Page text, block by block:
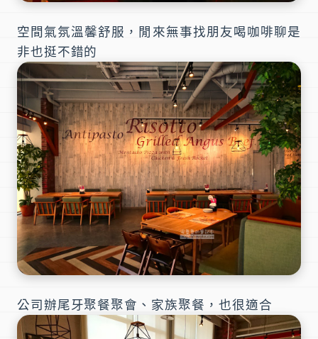
空間氣氛溫馨舒服，閒來無事找朋友喝咖啡聊是
非也挺不錯的
公司辦尾牙聚餐聚會、家族聚餐，也很適合